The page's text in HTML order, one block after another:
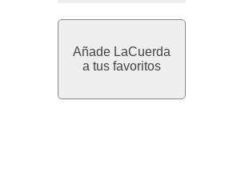
Añade LaCuerda
a tus favoritos